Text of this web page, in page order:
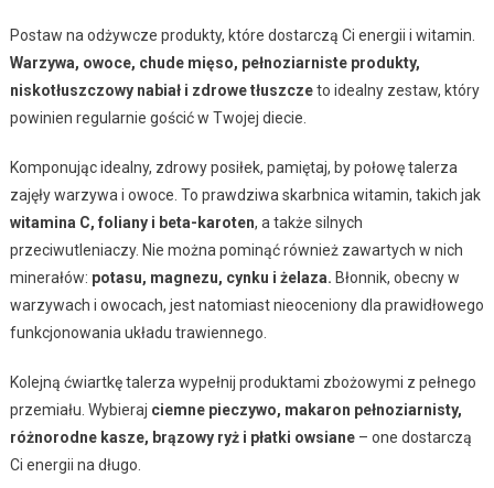
Postaw na odżywcze produkty, które dostarczą Ci energii i witamin.
Warzywa, owoce, chude mięso, pełnoziarniste produkty,
niskotłuszczowy nabiał i zdrowe tłuszczeto idealny zestaw, który
powinien regularnie gościć w Twojej diecie.
Komponując idealny, zdrowy posiłek, pamiętaj, by połowę talerza
zajęły warzywa i owoce. To prawdziwa skarbnica witamin, takich jak
witamina C, foliany i beta-karoten, a także silnych
przeciwutleniaczy. Nie można pominąć również zawartych w nich
minerałów: potasu, magnezu, cynku i żelaza. Błonnik, obecny w
warzywach i owocach, jest natomiast nieoceniony dla prawidłowego
funkcjonowania układu trawiennego.
Kolejną ćwiartkę talerza wypełnij produktami zbożowymi z pełnego
przemiału. Wybieraj ciemne pieczywo, makaron pełnoziarnisty,
różnorodne kasze, brązowy ryż i płatki owsiane– one dostarczą
Ci energii na długo.